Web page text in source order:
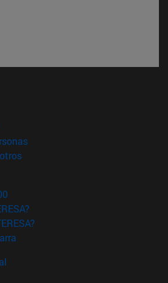
nueva ventana)
(abre en nueva ventana)
(abre en nueva ventana)